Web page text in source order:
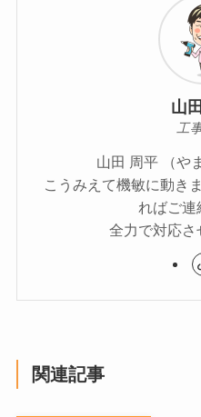
山
工
山田 周平 （や
こうみえて機敏に動き
ればご連
全力で対応さ
関連記事